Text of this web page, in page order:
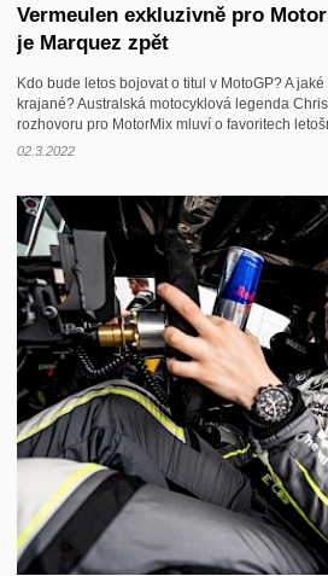
Vermeulen exkluzivně pro
je Marquez zpět
Kdo bude letos bojovat o titul v MotoGP? A
krajané? Australská motocyklová legenda
rozhovoru pro MotorMix mluví o favoritech
02.3.2022